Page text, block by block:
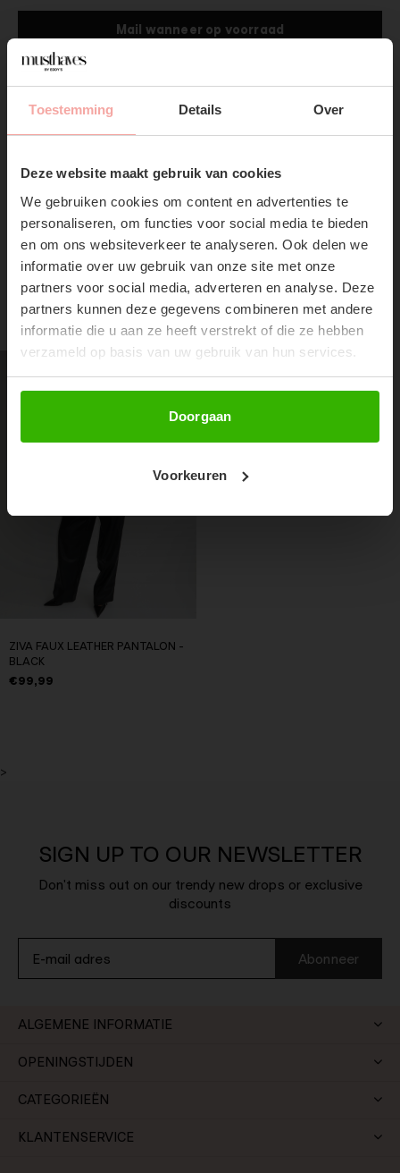
Toestemming Details Over
Deze website maakt gebruik van cookies
We gebruiken cookies om content en advertenties te
personaliseren, om functies voor social media te bieden
en om ons websiteverkeer te analyseren. Ook delen we
informatie over uw gebruik van onze site met onze
partners voor social media, adverteren en analyse. Deze
partners kunnen deze gegevens combineren met andere
informatie die u aan ze heeft verstrekt of die ze hebben
verzameld op basis van uw gebruik van hun services.
Doorgaan
Voorkeuren
SUBSCRIBE NOW & GET
10% OFF YOUR FIRST
ORDER!
Don't miss out on our trendy new drops or exclusive
Mail wanneer op voorraad
Gratis verzending
Productpagina
Verzenden & Retourneren
RECENTE ARTIKELEN
ZIVA FAUX LEATHER PANTALON -
BLACK
€99,99
>
SIGN UP TO OUR NEWSLETTER
Don't miss out on our trendy new drops or exclusive
discounts
Abonneer
ALGEMENE INFORMATIE
OPENINGSTIJDEN
CATEGORIEËN
KLANTENSERVICE